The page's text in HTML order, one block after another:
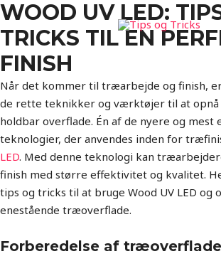
WOOD UV LED:
TRICKS TIL EN
FINISH
Når det kommer til træarbejde og finish,
de rette teknikker og værktøjer til at opnå
holdbar overflade. Én af de nyere og mest
teknologier, der anvendes inden for
LED. Med denne teknologi kan
finish med større effektivitet og kvalitet.
tips og tricks til at bruge Wood UV LED og
enestående træoverflade.
Forberedelse af